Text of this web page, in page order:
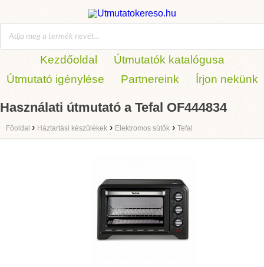
Kezdőoldal
Útmutatók katalógusa
Útmutató igénylése
Partnereink Írjon nekünk
Használati útmutató a Tefal OF444834
Főoldal › Háztartási készülékek › Elektromos sütők › Tefal